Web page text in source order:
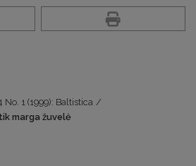
No. 1 (1999): Baltistica /
marga žuvelė